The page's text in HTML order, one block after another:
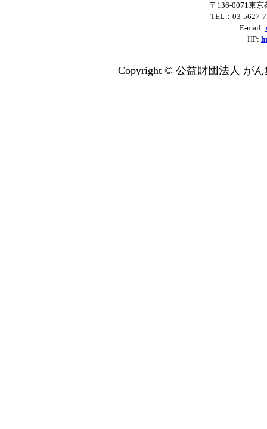
〒136-0071東京
TEL：03-
E-mail:
HP:
Copyright © 公益財団法人 が